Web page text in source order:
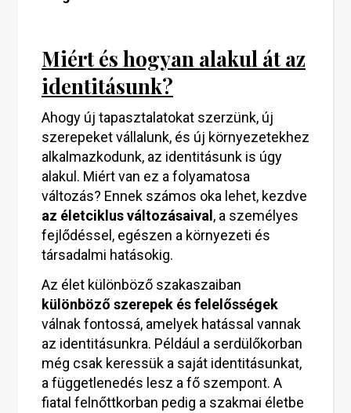
Miért és hogyan alakul át az
identitásunk?
Ahogy új tapasztalatokat szerzünk, új
szerepeket vállalunk, és új környezetekhez
alkalmazkodunk, az identitásunk is úgy
alakul. Miért van ez a folyamatosa
változás? Ennek számos oka lehet, kezdve
az életciklus változásaival , a személyes
fejlődéssel, egészen a környezeti és
társadalmi hatásokig.
Az élet különböző szakaszaiban
különböző szerepek és felelősségek
válnak fontossá, amelyek hatással vannak
az identitásunkra. Például a serdülőkorban
még csak keressük a saját identitásunkat,
a függetlenedés lesz a fő szempont. A
fiatal felnőttkorban pedig a szakmai életbe